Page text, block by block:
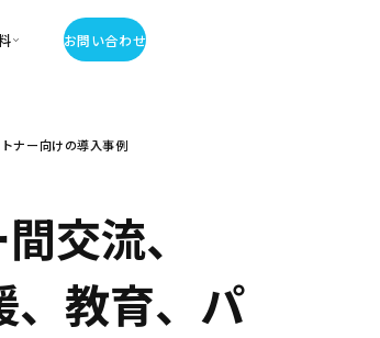
立ち資料
お問い合わせ
ナー向けの導入事例
交流、
、教育、パ